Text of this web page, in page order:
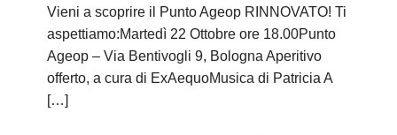
Vieni a scoprire il Punto Ageop RINNOVATO! Ti
aspettiamo:Martedì 22 Ottobre ore 18.00Punto
Ageop – Via Bentivogli 9, Bologna Aperitivo
offerto, a cura di ExAequoMusica di Patricia A
[…]